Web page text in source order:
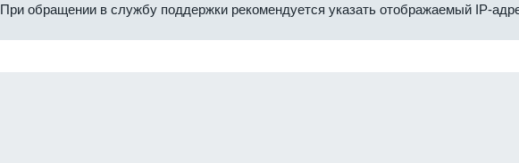
При обращении в службу поддержки рекомендуется указать отображаемый IP-